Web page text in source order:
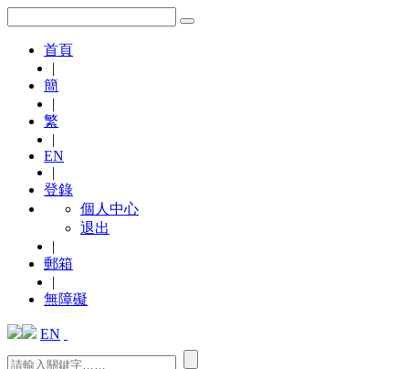
首頁
|
簡
|
繁
|
EN
|
登錄
個人中心
退出
|
郵箱
|
無障礙
EN